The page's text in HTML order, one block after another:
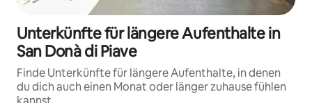
Unterkünfte für längere Aufenthalte in
San Donà di Piave
Finde Unterkünfte für längere Aufenthalte, in denen
du dich auch einen Monat oder länger zuhause fühlen